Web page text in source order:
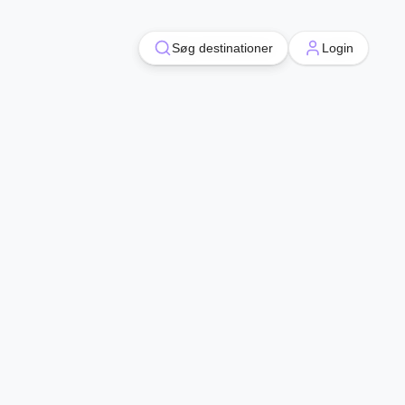
Søg destinationer Login
Søg destinationer Login